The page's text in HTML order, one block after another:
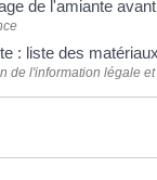
de l'amiante
: liste des
de l'information légale